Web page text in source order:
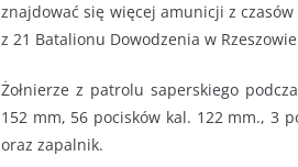
znajdować się więcej amunicji z
z 21 Batalionu Dowodzenia w
Żołnierze z patrolu saperskiego
152 mm, 56 pocisków kal. 122 mm., 3
oraz zapalnik.